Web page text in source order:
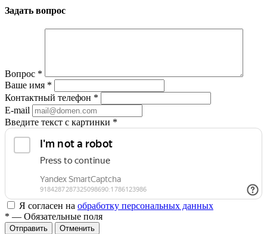
Задать вопрос
Вопрос *
Ваше имя *
Контактный телефон *
E-mail
Введите текст с картинки *
Я согласен на обработку персональных данных
* — Обязательные поля
Отменить